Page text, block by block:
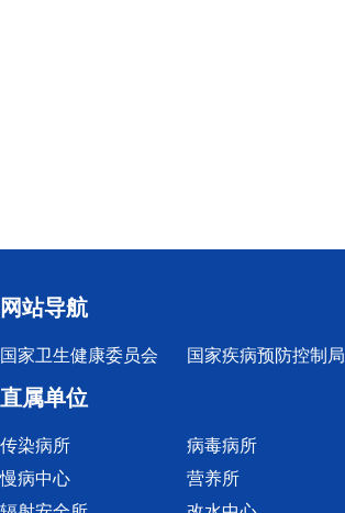
网站导航
国家卫生健康委员会 国家疾病预防控制局
直属单位
传染病所 病毒病所
慢病中心
营养所